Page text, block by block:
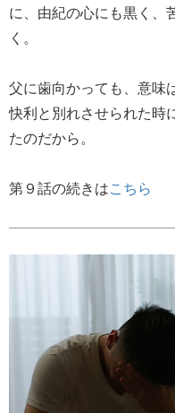
に、由紀の心にも黒く、
く。
父に歯向かっても、意味
快利と別れさせられた時
たのだから。
第９話の続きはこちら